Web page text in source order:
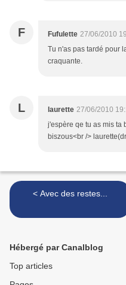
F Fufulette 27/06/2010
Tu n'as pas tardé pour
craquante.
L laurette 27/06/2010
j'espère qe tu as mis ta
biszous<br />
< Avec des restes...
Hébergé par Canalblog
Top articles